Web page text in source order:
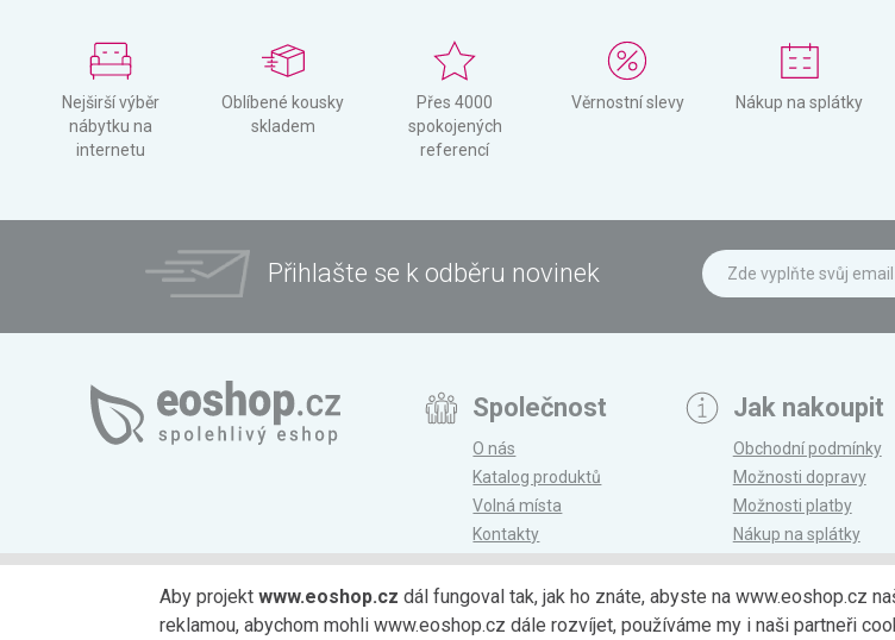
Nejširší výběr
nábytku na
internetu
Oblíbené kousky
skladem
Přes 4000
spokojených
referencí
Věrnostní slevy Nákup na splátky
Přihlašte se k odběru novinek
Společnost
O nás
Katalog produktů
Volná místa
Kontakty
Magazín
Jak nakoupit
Obchodní podmínky
Možnosti dopravy
Možnosti platby
Nákup na splátky
Reklamace a vrácení
Aby projektwww.eoshop.cz dál fungoval tak, jak ho znáte, abyste na www.eoshop.cz
reklamou, abychom mohli www.eoshop.cz dále rozvíjet, používáme my i naši partneři